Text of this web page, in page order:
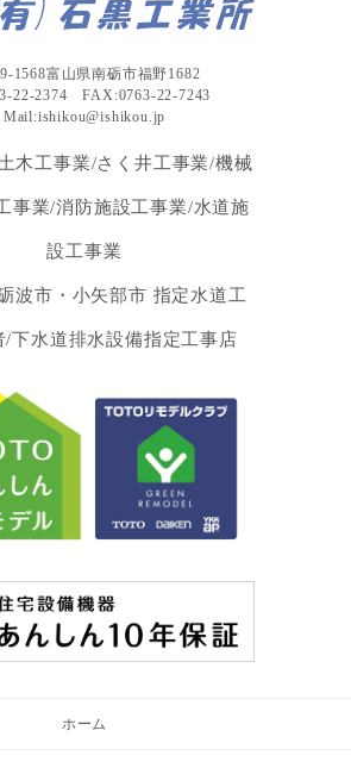
1568富山県南砺市福野1682
22-2374 FAX:0763-22-7243
Mail:ishikou@ishikou.jp
木工事業/さく井工事業/機械
事業/消防施設工事業/水道施
設工事業
波市・小矢部市 指定水道工
/下水道排水設備指定工事店
ホーム